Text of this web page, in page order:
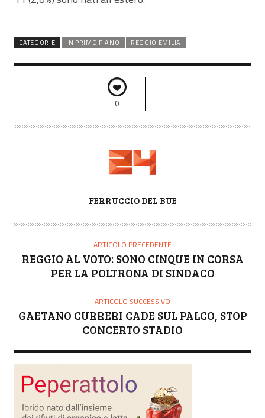
CATEGORIE IN PRIMO PIANO REGGIO EMILIA
0
T
FERRUCCIO DEL BUE
ARTICOLO PRECEDENTE
REGGIO AL VOTO: SONO CINQUE IN CORSA
PER LA POLTRONA DI SINDACO
ARTICOLO SUCCESSIVO
GAETANO CURRERI CADE SUL PALCO, STOP
CONCERTO STADIO